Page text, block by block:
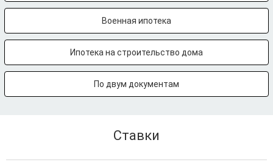
Военная ипотека
Ипотека на строительство дома
По двум документам
Ставки